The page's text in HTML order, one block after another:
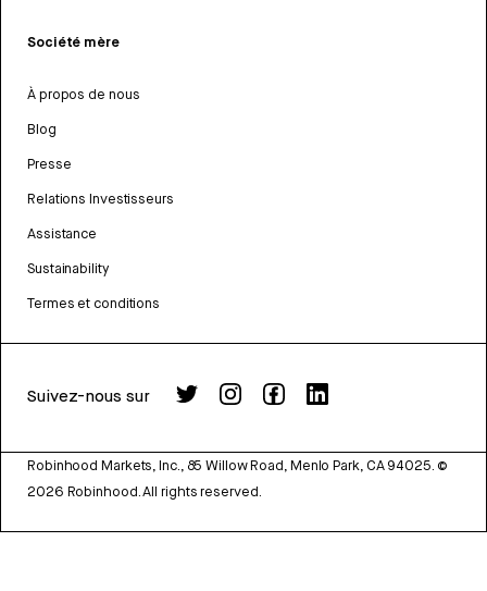
Société mère
À propos de nous
Blog
Presse
Relations Investisseurs
Assistance
Sustainability
Termes et conditions
Suivez-nous sur
Robinhood Markets, Inc., 85 Willow Road, Menlo Park, CA 94025. ©
2026 Robinhood. All rights reserved.